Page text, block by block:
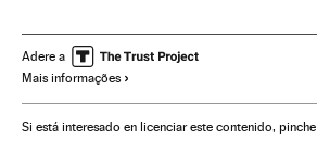
Ásia Terrorismo
Adere a
Mais informações
Si está interesado en licenciar este contenido, pinche